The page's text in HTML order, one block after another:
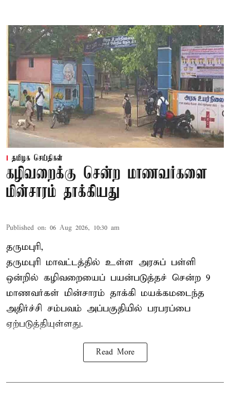
தமிழக செய்திகள்
கழிவறைக்கு சென்ற மாணவர்களை
மின்சாரம் தாக்கியது
Published on: 06 Aug 2026, 10:30 am
தருமபுரி,
தருமபுரி மாவட்டத்தில் உள்ள அரசுப் பள்ளி
ஒன்றில் கழிவறையைப் பயன்படுத்தச் சென்ற 9
மாணவர்கள் மின்சாரம் தாக்கி மயக்கமடைந்த
அதிர்ச்சி சம்பவம் அப்பகுதியில் பரபரப்பை
ஏற்படுத்தியுள்ளது.
Read More